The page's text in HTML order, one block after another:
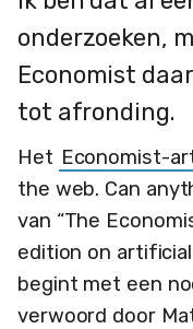
onderzoeken,
Economist
tot afronding.
Het Economist-
the web. Can
van “The
edition on
begint met een
verwoord door